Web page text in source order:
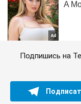
Подпишись на